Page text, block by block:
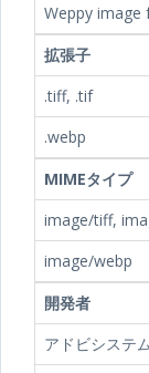
Weppy image
拡張子
.tiff, .tif
.webp
MIMEタイプ
image/tiff,
image/webp
開発者
アドビシステ